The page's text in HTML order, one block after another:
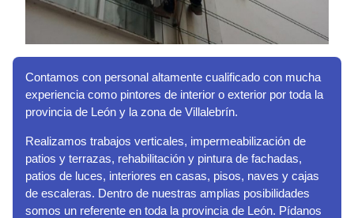
Contamos con personal altamente cualificado con mucha
experiencia como pintores de interior o exterior por toda la
provincia de León y la zona de Villalebrín.
Realizamos trabajos verticales, impermeabilización de
patios y terrazas, rehabilitación y pintura de fachadas,
patios de luces, interiores en casas, pisos, naves y cajas
de escaleras. Dentro de nuestras amplias posibilidades
somos un referente en toda la provincia de León. Pídanos